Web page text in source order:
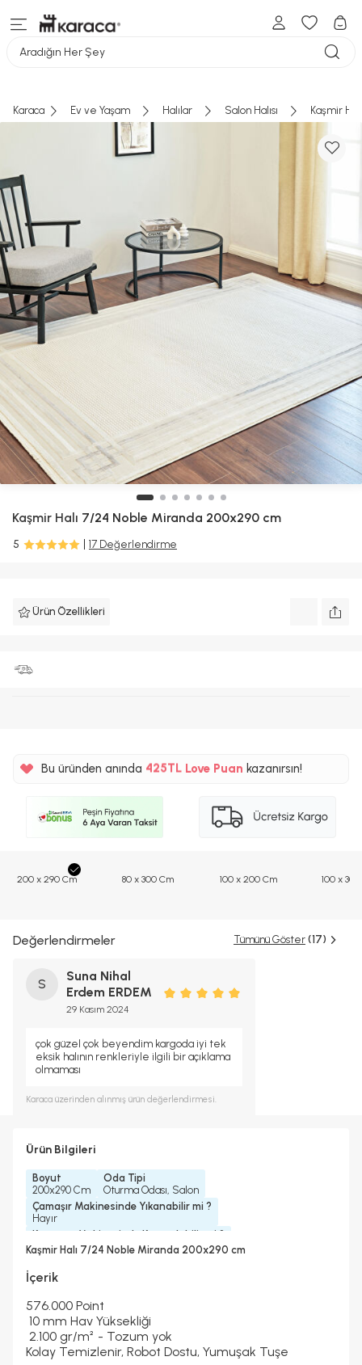
Aradığın Her Şey
Karaca Ev ve Yaşam Halılar Salon Halısı Kaşmir
Kaşmir Halı 7/24 Noble Miranda 200x290 cm
5 17 Değerlendirme
Ürün Özellikleri
Bu üründen anında %5 Love Puankazanırsın!
200 x 290 Cm 80 x 300 Cm 100 x 200 Cm 100 x
Değerlendirmeler Tümünü Göster (17)
S
Suna Nihal
Erdem ERDEM
29 Kasım 2024
çok güzel çok beyendim kargoda iyi tek
eksik halının renkleriyle ilgili bir açıklama
olmaması
Karaca üzerinden alınmış ürün değerlendirmesi.
Ürün Bilgileri
Boyut
200x290 Cm
Oda Tipi
Oturma Odası, Salon
Çamaşır Makinesinde Yıkanabilir mi ?
Hayır
Kurutma Makinesinde Kurutulabilir mi ?
Hayır
Hayır
Kaşmir Halı 7/24 Noble Miranda 200x290 cm
İçerik
576.000 Point
10 mm Hav Yüksekliği
2.100 gr/m² - Tozum yok
Kolay Temizlenir, Robot Dostu, Yumuşak Tuşe